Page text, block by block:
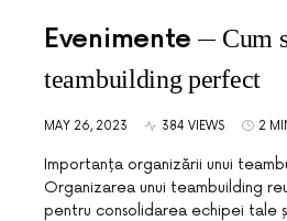
Evenimente
Cum
teambuilding perfect
MAY 26, 2023 384 VIEWS 2
Importanța organizării unui
Organizarea unui teambuilding
pentru consolidarea echipei tale